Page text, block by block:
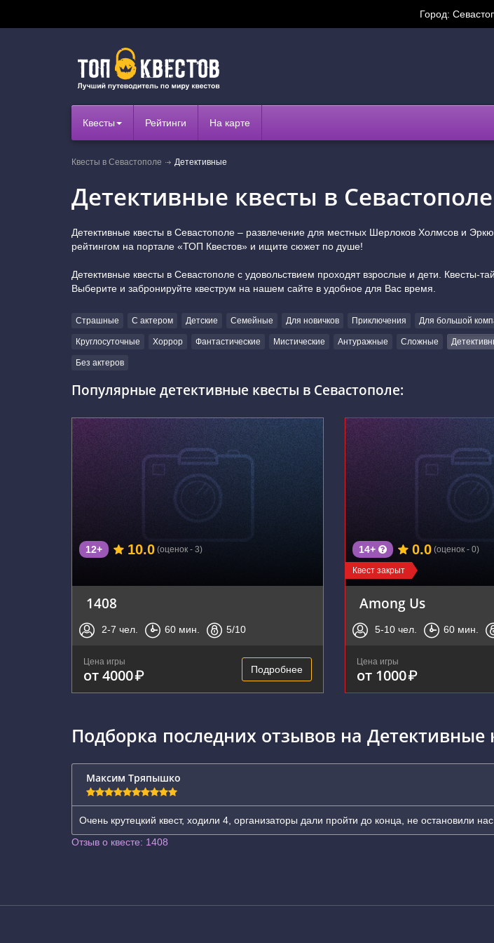
Город:
Квесты Рейтинги На карте
Квесты в Севастополе Детективные
Детективные квесты в Севастополе
Детективные квесты в Севастополе – развлечение для местных Шерлоков Холмсов и
рейтингом на портале «ТОП Квестов» и ищите сюжет по душе!
Детективные квесты в Севастополе с удовольствием проходят взрослые и дети. Квесты-
Выберите и забронируйте квеструм на нашем сайте в удобное для Вас время.
Страшные С актером Детские Семейные Для новичков Приключения Для большой
Круглосуточные Хоррор Фантастические Мистические Антуражные Сложные
Без актеров
Популярные детективные квесты в Севастополе:
г. Севастополь, 21 ул. Маринеско
12+ 10.0 (оценок - 3)
1408
2-7 чел. 60 мин. 5/10
Цена игры
от 4000₽ Подробнее
Квест закрыт
14+ 0.0 (оценок - 0)
Among Us
5-10 чел. 60 мин.
Цена игры
от 1000₽
Подборка последних отзывов на Детективные
Максим Тряпышко
Очень крутецкий квест, ходили 4, организаторы дали пройти до конца, не остановили
Отзыв о квесте: 1408